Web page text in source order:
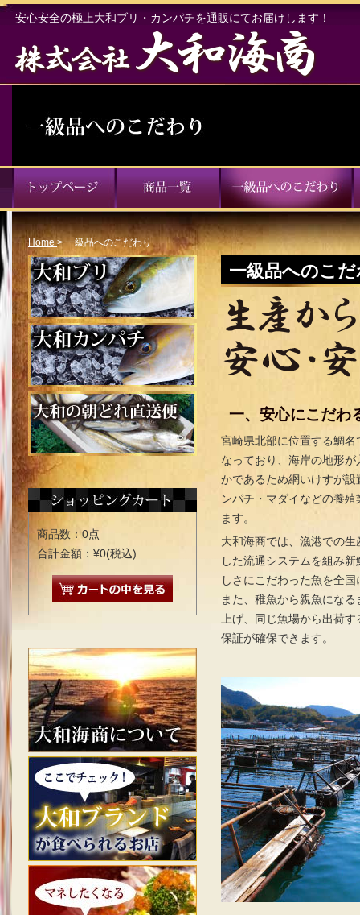
安心安全の極上大和ブリ・カンパチを通販にてお届けします！
Home >一級品へのこだわり
一級品へのこ
一、安心にこだわ
宮崎県北部に位置する鯛
なっており、海岸の地形
かであるため網いけすが
ンパチ・マダイなどの養
ます。
大和海商では、漁港での
した流通システムを組み
しさにこだわった魚を全
また、稚魚から親魚にな
上げ、同じ魚場から出荷
保証が確保できます。
商品数：0点
合計金額：¥0(税込)